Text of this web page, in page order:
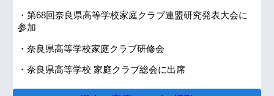
・第68回奈良県高等学校家庭クラブ連盟研究発表大会に
参加
・奈良県高等学校家庭クラブ研修会
・奈良県高等学校 家庭クラブ総会に出席